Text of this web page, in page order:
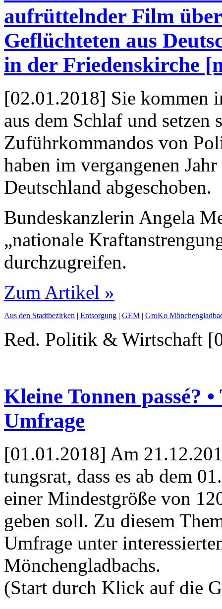
aufrüttelnder Film
Geflüchteten aus
in der Friedenskirche
[02.01.2018] Sie kommen
aus dem Schlaf und
Zuführ­kommandos von
haben im vergangenen
Deutschland abgeschoben.
Bundeskanzlerin Angela
„nationale
durchzugreifen.
Zum Artikel »
Aus den Stadtbezirken | Entsorgung | GEM | GroKo
Red. Politik & Wirtschaft
Kleine Tonnen passé?
Umfrage
[01.01.2018] Am
tungs­rat, dass es ab dem
einer Mindestgröße von
geben soll. Zu diesem
Umfrage unter
Mönchengladbachs.
(Start durch Klick auf die